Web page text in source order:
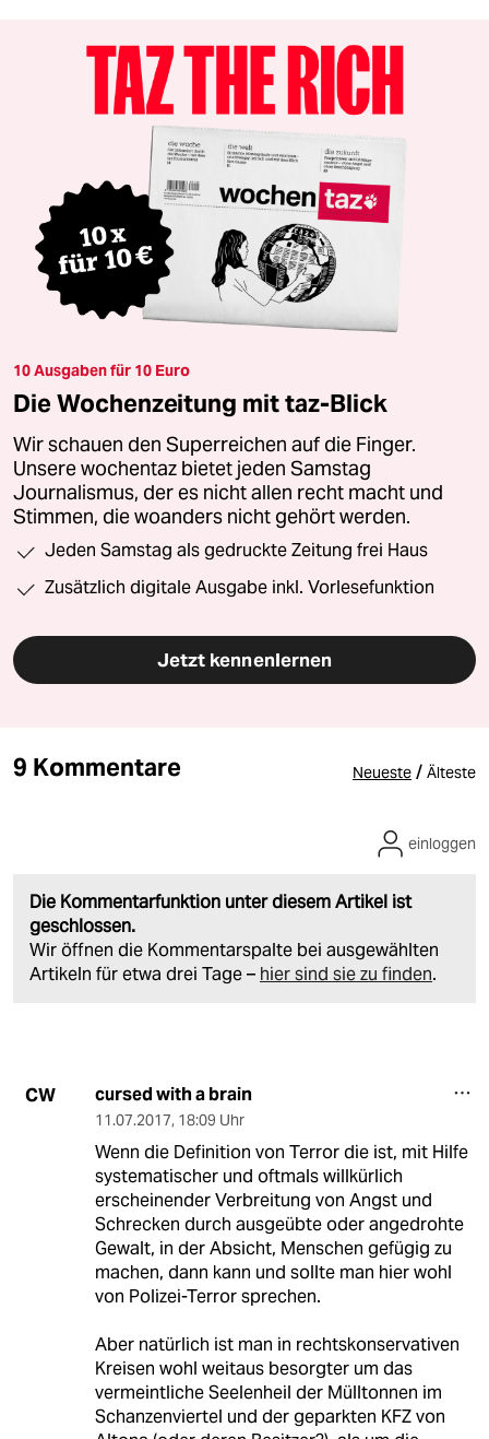
10 Ausgaben für 10 Euro
Die Wochenzeitung mit taz-Blick
Wir schauen den Superreichen auf die Finger.
Unsere wochentaz bietet jeden Samstag
Journalismus, der es nicht allen recht macht und
Stimmen, die woanders nicht gehört werden.
Jeden Samstag als gedruckte Zeitung frei Haus
Zusätzlich digitale Ausgabe inkl. Vorlesefunktion
Jetzt kennenlernen
9 Kommentare Neueste / Älteste
Die Kommentarfunktion unter diesem Artikel ist
geschlossen.
Wir öffnen die Kommentarspalte bei ausgewählten
Artikeln für etwa drei Tage – hier sind sie zu finden.
einloggen
CW cursed with a brain
11.07.2017, 18:09 Uhr
Wenn die Definition von Terror die ist, mit Hilfe
systematischer und oftmals willkürlich
erscheinender Verbreitung von Angst und
Schrecken durch ausgeübte oder angedrohte
Gewalt, in der Absicht, Menschen gefügig zu
machen, dann kann und sollte man hier wohl
von Polizei-Terror sprechen.
Aber natürlich ist man in rechtskonservativen
Kreisen wohl weitaus besorgter um das
vermeintliche Seelenheil der Mülltonnen im
Schanzenviertel und der geparkten KFZ von